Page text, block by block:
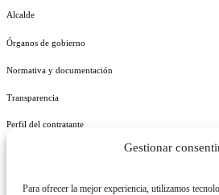
Gestionar
Para ofrecer la mejor experiencia, utilizamos
Alcalde
Órganos de gobierno
Normativa y documentación
Transparencia
Perfil del contratante